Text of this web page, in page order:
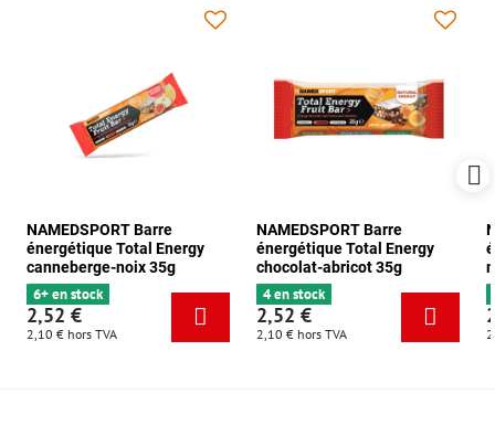
NAMEDSPORT Barre
énergétique Total Energy
canneberge-noix 35g
6+ en stock
2,52 €
2,10 € hors TVA
NAMEDSPORT Barre
énergétique Total Energy
chocolat-abricot 35g
4 en stock
2,52 €
2,10 € hors TVA